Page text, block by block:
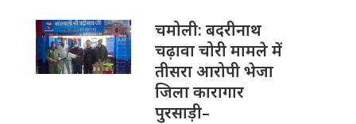
चमोली: बदरीनाथ
चढ़ावा चोरी मामले में
तीसरा आरोपी भेजा
जिला कारागार
पुरसाड़ी–